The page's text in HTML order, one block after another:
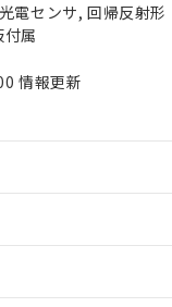
電センサ, 回帰反射
属
情報更新